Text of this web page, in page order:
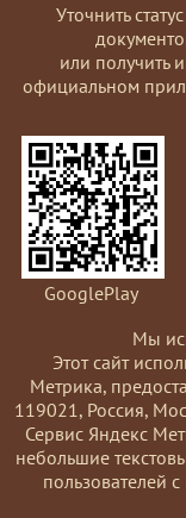
Уточнить
или получить
официальном
GooglePlay
Мы
Этот сайт
Метрика,
119021, Россия,
Сервис Яндекс
небольшие
пользователей